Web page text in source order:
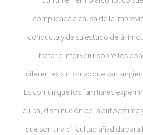
complicada a causa de la
conducta y de su estado de
tratar e intervenir sobre los
diferentes síntomas que van
Es común que los familiares
culpa, disminución de la autoestima
que son una dificultad añadida